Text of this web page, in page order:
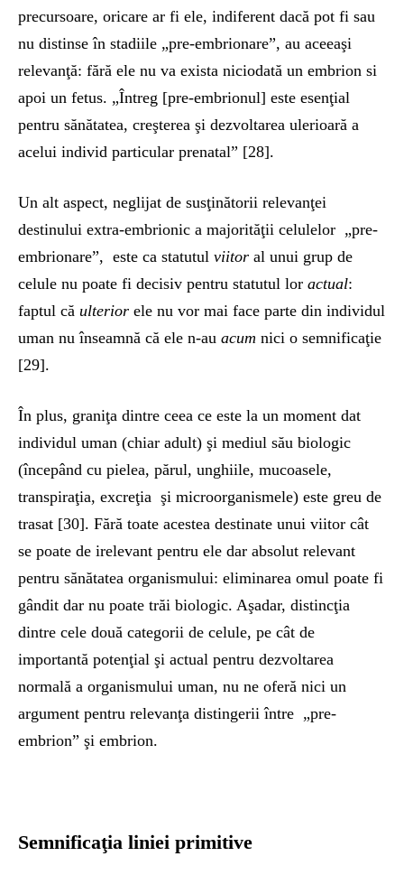
precursoare, oricare ar fi ele, indiferent dacă pot fi sau
nu distinse în stadiile „pre-embrionare”, au aceeaşi
relevanţă: fără ele nu va exista niciodată un embrion si
apoi un fetus. „Întreg [pre-embrionul] este esenţial
pentru sănătatea, creşterea şi dezvoltarea ulerioară a
acelui individ particular prenatal” [28].
Un alt aspect, neglijat de susţinătorii relevanţei
destinului extra-embrionic a majorităţii celulelor „pre-
embrionare”, este ca statutul viitor al unui grup de
celule nu poate fi decisiv pentru statutul lor actual:
faptul că ulterior ele nu vor mai face parte din individul
uman nu înseamnă că ele n-au acum nici o semnificaţie
[29].
În plus, graniţa dintre ceea ce este la un moment dat
individul uman (chiar adult) şi mediul său biologic
(începând cu pielea, părul, unghiile, mucoasele,
transpiraţia, excreţia şi microorganismele) este greu de
trasat [30]. Fără toate acestea destinate unui viitor cât
se poate de irelevant pentru ele dar absolut relevant
pentru sănătatea organismului: eliminarea omul poate fi
gândit dar nu poate trăi biologic. Aşadar, distincţia
dintre cele două categorii de celule, pe cât de
importantă potenţial şi actual pentru dezvoltarea
normală a organismului uman, nu ne oferă nici un
argument pentru relevanţa distingerii între „pre-
embrion” şi embrion.
Semnificaţia liniei primitive